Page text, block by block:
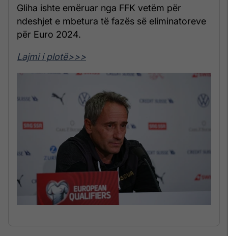
Gliha ishte emëruar nga FFK vetëm për
ndeshjet e mbetura të fazës së eliminatoreve
për Euro 2024.
Lajmi i plotë>>>